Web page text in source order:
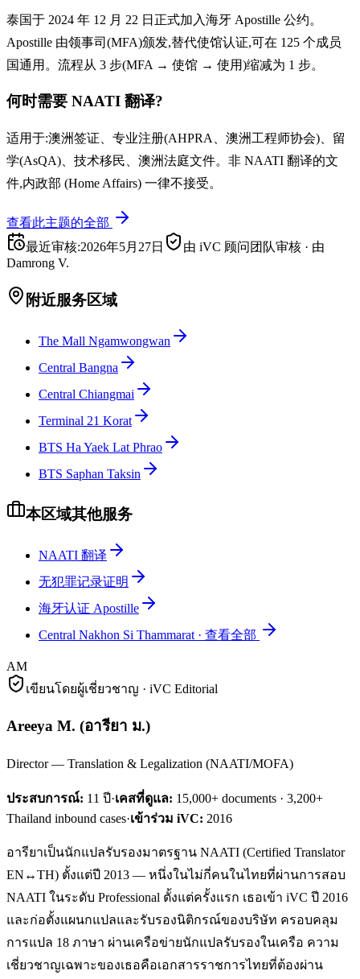
泰国于 2024 年 12 月 22 日正式加入海牙 Apostille 公约。
Apostille 由领事司(MFA)颁发,替代使馆认证,可在 125 个成员
国通用。流程从 3 步(MFA → 使馆 → 使用)缩减为 1 步。
何时需要 NAATI 翻译?
适用于:澳洲签证、专业注册(AHPRA、澳洲工程师协会)、留
学(AsQA)、技术移民、澳洲法庭文件。非 NAATI 翻译的文
件,内政部 (Home Affairs) 一律不接受。
查看此主题的全部
最近审核:2026年5月27日 由 iVC 顾问团队审核 · 由
Damrong V.
附近服务区域
The Mall Ngamwongwan
Central Bangna
Central Chiangmai
Terminal 21 Korat
BTS Ha Yaek Lat Phrao
BTS Saphan Taksin
本区域其他服务
NAATI 翻译
无犯罪记录证明
海牙认证 Apostille
Central Nakhon Si Thammarat · 查看全部
AM
เขียนโดยผู้เชี่ยวชาญ · iVC Editorial
Areeya M. (อารียา ม.)
Director — Translation & Legalization (NAATI/MOFA)
ประสบการณ์: 11 ปี·เคสที่ดูแล: 15,000+ documents · 3,200+
Thailand inbound cases·เข้าร่วม iVC: 2016
อารียาเป็นนักแปลรับรองมาตรฐาน NAATI (Certified Translator
EN↔TH) ตั้งแต่ปี 2013 — หนึ่งในไม่กี่คนในไทยที่ผ่านการสอบ
NAATI ในระดับ Professional ตั้งแต่ครั้งแรก เธอเข้า iVC ปี 2016
และก่อตั้งแผนกแปลและรับรองนิติกรณ์ของบริษัท ครอบคลุม
การแปล 18 ภาษา ผ่านเครือข่ายนักแปลรับรองในเครือ ความ
เชี่ยวชาญเฉพาะของเธอคือเอกสารราชการไทยที่ต้องผ่าน